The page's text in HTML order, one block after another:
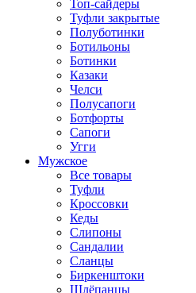
Топ-сайдеры
Туфли закрытые
Полуботинки
Ботильоны
Ботинки
Казаки
Челси
Полусапоги
Ботфорты
Сапоги
Угги
Мужское
Все товары
Туфли
Кроссовки
Кеды
Слипоны
Сандалии
Сланцы
Биркенштоки
Шлёпанцы